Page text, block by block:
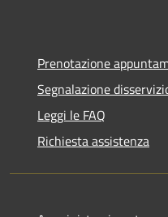
Prenotazione
Segnalazione
Leggi le FAQ
Richiesta assistenza